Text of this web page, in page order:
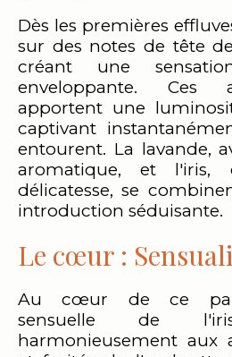
Dès les premières
sur des notes de tête
créant une
enveloppante. Ces
apportent une
captivant
entourent. La lavande,
aromatique, et l'iris,
délicatesse, se
introduction séduisante.
Le cœur :
Au cœur de ce
sensuelle de
harmonieusement aux